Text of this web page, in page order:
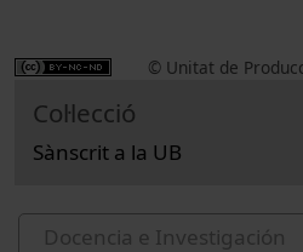
© Unitat de
Col·lecció
Sànscrit a la UB
Docencia e Investigación